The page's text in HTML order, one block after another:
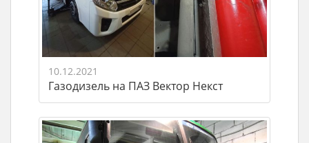
10.12.2021
Газодизель на ПАЗ Вектор Некст